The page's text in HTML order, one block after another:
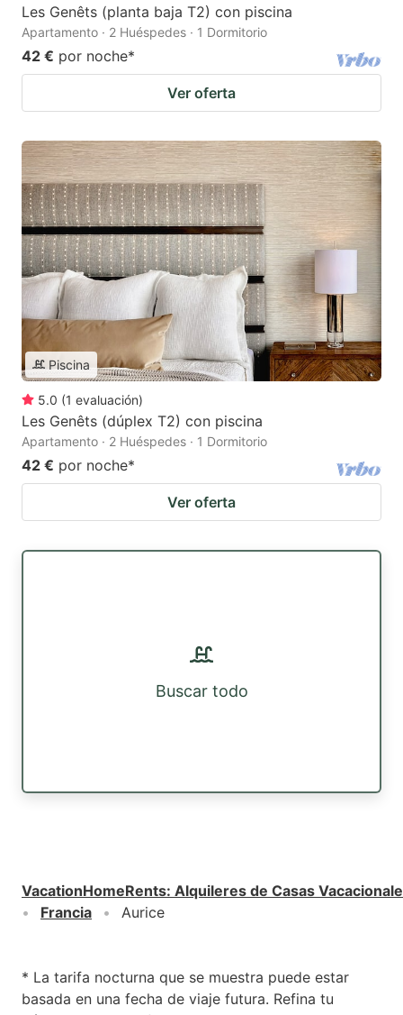
Les Genêts (planta baja T2) con piscina
Apartamento · 2 Huéspedes · 1 Dormitorio
42 € por noche*
Ver oferta
Piscina
5.0 (1 evaluación)
Les Genêts (dúplex T2) con piscina
Apartamento · 2 Huéspedes · 1 Dormitorio
42 € por noche*
Ver oferta
Buscar todo
VacationHomeRents: Alquileres de Casas
Francia
Aurice
* La tarifa nocturna que se muestra puede estar
basada en una fecha de viaje futura. Refina tu